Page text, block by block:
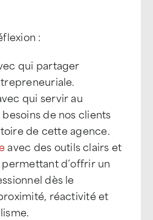
:
qui partager
qui servir au
de nos clients
de cette agence.
avec des outils clairs et
d’offrir un
dès le
réactivité et